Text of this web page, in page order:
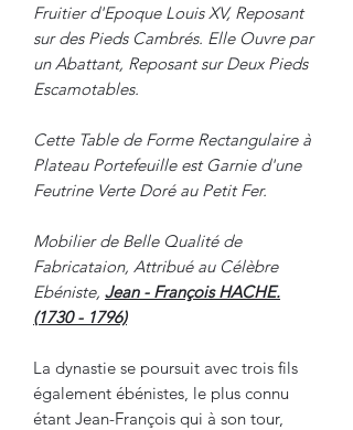
Fruitier d'Epoque Louis XV, Reposant
sur des Pieds Cambrés. Elle Ouvre par
un Abattant, Reposant sur Deux Pieds
Escamotables.
Cette Table de Forme Rectangulaire à
Plateau Portefeuille est Garnie d'une
Feutrine Verte Doré au Petit Fer.
Mobilier de Belle Qualité de
Fabricataion, Attribué au Célèbre
Ebéniste, Jean - François HACHE.
(1730 - 1796)
La dynastie se poursuit avec trois fils
également ébénistes, le plus connu
étant Jean-François qui à son tour,